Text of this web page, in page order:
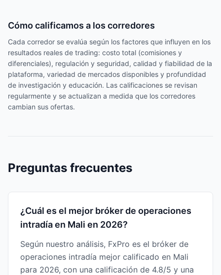
Cómo calificamos a los corredores
Cada corredor se evalúa según los factores que influyen en los
resultados reales de trading: costo total (comisiones y
diferenciales), regulación y seguridad, calidad y fiabilidad de la
plataforma, variedad de mercados disponibles y profundidad
de investigación y educación. Las calificaciones se revisan
regularmente y se actualizan a medida que los corredores
cambian sus ofertas.
Preguntas frecuentes
¿Cuál es el mejor bróker de operaciones
intradía en Mali en 2026?
Según nuestro análisis, FxPro es el bróker de
operaciones intradía mejor calificado en Mali
para 2026, con una calificación de 4.8/5 y una